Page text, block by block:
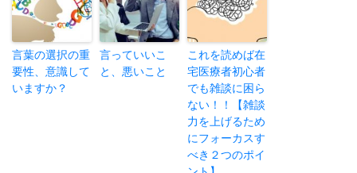
言葉の選択の重
要性、意識して
いますか？
言っていいこ
と、悪いこと
これを読めば在
宅医療者初心者
でも雑談に困ら
ない！！【雑談
力を上げるため
にフォーカスす
べき２つのポイ